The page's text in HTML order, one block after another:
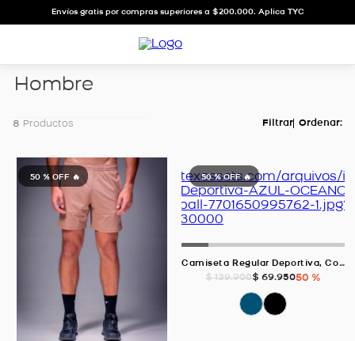
Envíos gratis por compras superiores a $200.000. Aplica TYC
hombre
8 Productos
50 % OFF 🔥 50 % OFF 🔥
Camiseta Regular Deportiva, Color AZUL OCEANO Para Hombre
$ 139.900$ 69.95050 %